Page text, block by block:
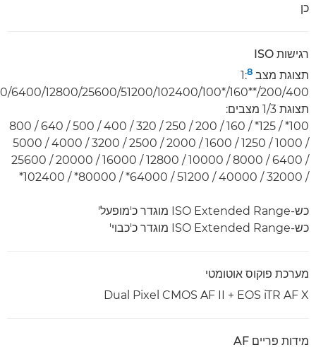
כן
רגישות ISO
תצוגת מצב 1: 8
100‎*/160**/200/400‏/800/1600/3200/6400/12800/25600/51200/102400*
תצוגת 1/3 מצבים:
100* / 125* / 160 / 200 / 250 / 320 / 400 / 500 / 640 / 800
/ 1000 / 1250 / 1600 / 2000 / 2500 / 3200 / 4000 / 5000
/ 6400 / 8000 / 10000 / 12800 / 16000 / 20000 / 25600
/ 32000 / 40000 / 51200 / 64000* / 80000* / 102400*‎
כש-ISO Extended Range מוגדר כ'מופעל'
כש-ISO Extended Range מוגדר כ'כבוי'
מערכת פוקוס אוטומטי
Dual Pixel CMOS AF II + EOS iTR AF X
מידות פריים AF